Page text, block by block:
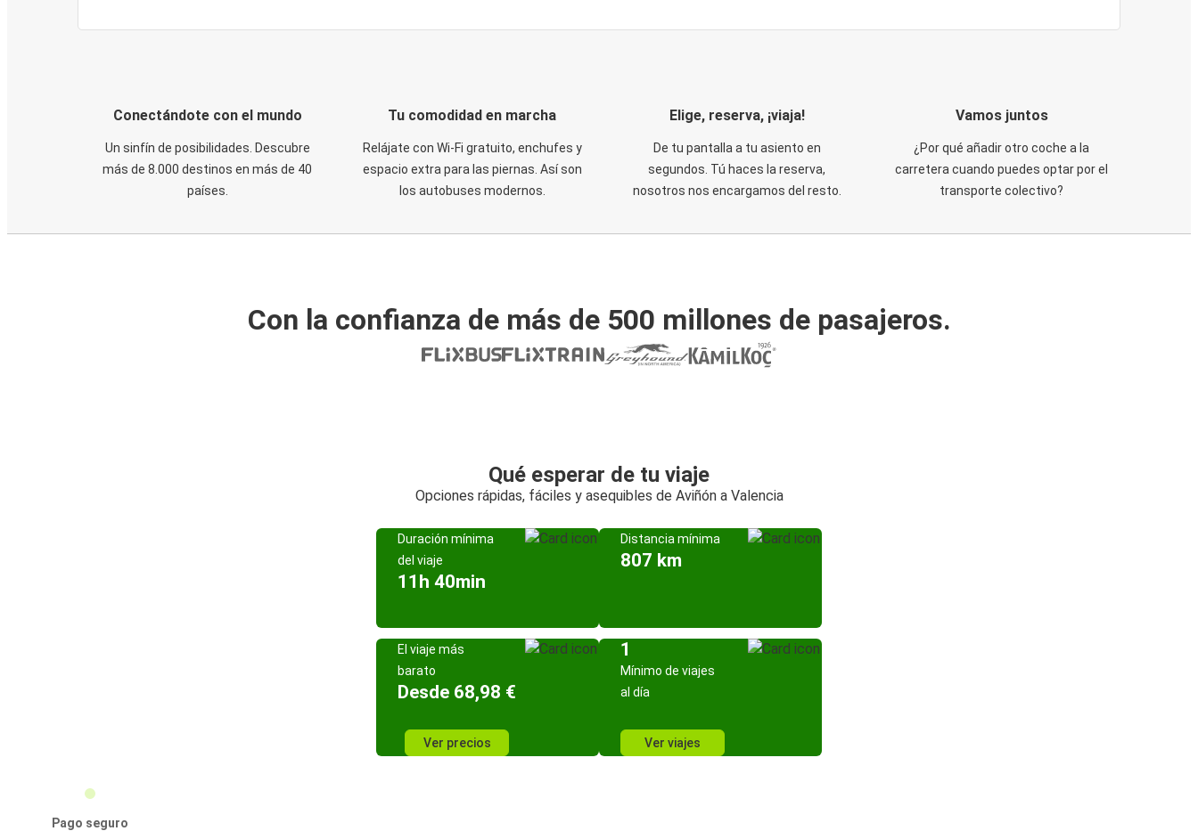
Conectándote con el mundo
Un sinfín de posibilidades. Descubre
más de 8.000 destinos en más de 40
países.
Tu comodidad en marcha
Relájate con Wi-Fi gratuito, enchufes y
espacio extra para las piernas. Así son
los autobuses modernos.
Elige, reserva, ¡viaja!
De tu pantalla a tu asiento en
segundos. Tú haces la reserva,
nosotros nos encargamos del resto.
Vamos juntos
¿Por qué añadir otro coche a la
carretera cuando puedes optar por el
transporte colectivo?
Con la confianza de más de 500 millones de pasajeros.
Qué esperar de tu viaje
Opciones rápidas, fáciles y asequibles de Aviñón a Valencia
Duración mínima
del viaje
11h 40min
Distancia mínima
807 km
El viaje más
barato
Desde 68,98 €
Ver precios
1
Mínimo de viajes
al día
Ver viajes
Pago seguro